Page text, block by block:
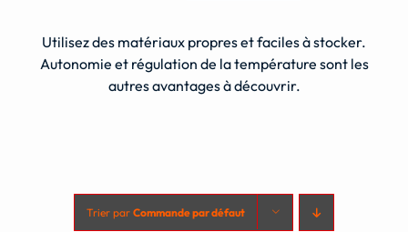
Utilisez des matériaux propres et faciles à stocker.
Autonomie et régulation de la température sont les
autres avantages à découvrir.
Trier par Commande par défaut